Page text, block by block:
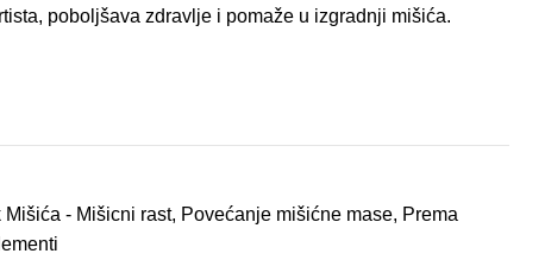
poboljšava zdravlje i pomaže u izgradnji mišića.
Mišića - Mišicni rast, Povećanje mišićne mase, Prema